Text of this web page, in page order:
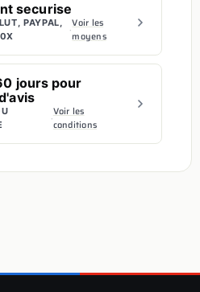
securise
PAYPAL,
·Voir les
moyens
jours pour
·Voir les
conditions